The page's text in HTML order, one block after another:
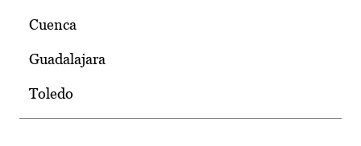
Cuenca
Guadalajara
Toledo